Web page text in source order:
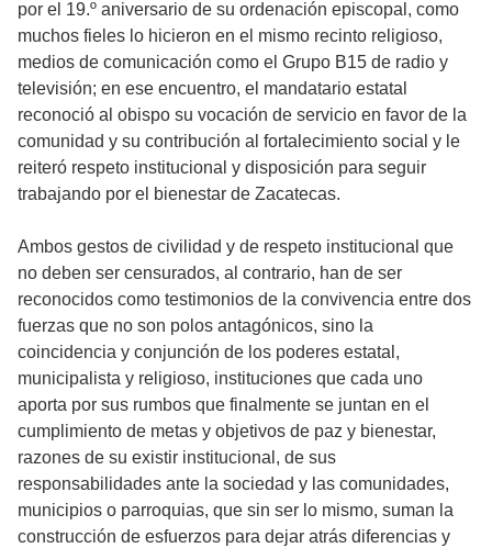
por el 19.º aniversario de su ordenación episcopal, como
muchos fieles lo hicieron en el mismo recinto religioso,
medios de comunicación como el Grupo B15 de radio y
televisión; en ese encuentro, el mandatario estatal
reconoció al obispo su vocación de servicio en favor de la
comunidad y su contribución al fortalecimiento social y le
reiteró respeto institucional y disposición para seguir
trabajando por el bienestar de Zacatecas.
Ambos gestos de civilidad y de respeto institucional que
no deben ser censurados, al contrario, han de ser
reconocidos como testimonios de la convivencia entre dos
fuerzas que no son polos antagónicos, sino la
coincidencia y conjunción de los poderes estatal,
municipalista y religioso, instituciones que cada uno
aporta por sus rumbos que finalmente se juntan en el
cumplimiento de metas y objetivos de paz y bienestar,
razones de su existir institucional, de sus
responsabilidades ante la sociedad y las comunidades,
municipios o parroquias, que sin ser lo mismo, suman la
construcción de esfuerzos para dejar atrás diferencias y